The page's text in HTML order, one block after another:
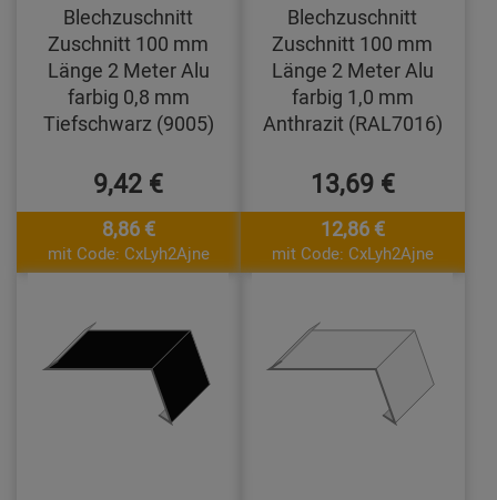
Blechzuschnitt
Zuschnitt 100 mm
Länge 2 Meter Alu
farbig 0,8 mm
Tiefschwarz (9005)
9,42 €
8,86 €
mit Code: CxLyh2Ajne
Blechzuschnitt
Zuschnitt 100 mm
Länge 2 Meter Alu
farbig 1,0 mm
Anthrazit (RAL7016)
13,69 €
12,86 €
mit Code: CxLyh2Ajne